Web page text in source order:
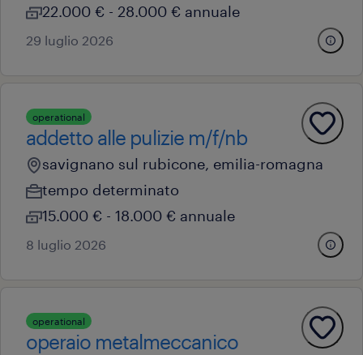
22.000 € - 28.000 € annuale
29 luglio 2026
operational
addetto alle pulizie m/f/nb
savignano sul rubicone, emilia-romagna
tempo determinato
15.000 € - 18.000 € annuale
8 luglio 2026
operational
operaio metalmeccanico